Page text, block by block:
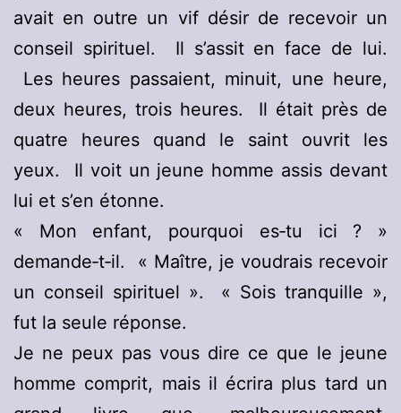
avait en outre un vif désir de recevoir un
conseil spirituel. Il s’assit en face de lui.
Les heures passaient, minuit, une heure,
deux heures, trois heures. Il était près de
quatre heures quand le saint ouvrit les
yeux. Il voit un jeune homme assis devant
lui et s’en étonne.
« Mon enfant, pourquoi es‑tu ici ? »
demande‑t‑il. « Maître, je voudrais recevoir
un conseil spirituel ». « Sois tranquille »,
fut la seule réponse.
Je ne peux pas vous dire ce que le jeune
homme comprit, mais il écrira plus tard un